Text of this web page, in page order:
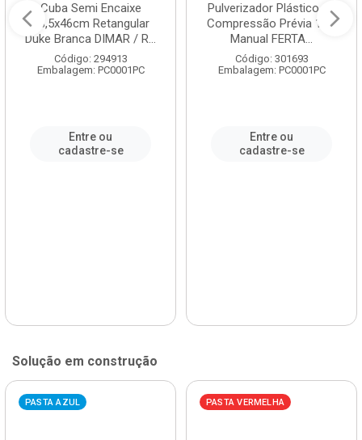
Cuba Semi Encaixe
58,5x46cm Retangular
Duke Branca DIMAR / R...
Código: 294913
Embalagem: PC0001PC
Entre ou
cadastre-se
Pulverizador Plástico de
Compressão Prévia 1,5L
Manual FERTA...
Código: 301693
Embalagem: PC0001PC
Entre ou
cadastre-se
Solução em construção
PASTA AZUL PASTA VERMELHA